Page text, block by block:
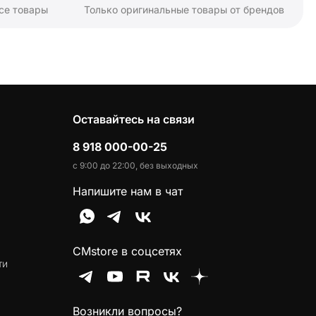
товары Только оригинальные товары от брендов
Оставайтесь на связи
8 918 000-00-25
с 9:00 до 22:00, без выходных
Напишите нам в чат
CMstore в соцсетях
Возникли вопросы?